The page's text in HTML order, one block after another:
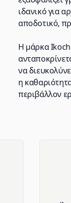
ιδανικό για
αποδοτικό,
Η μάρκα
να
η
περιβάλλον